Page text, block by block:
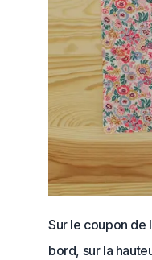
Sur le coupon de
bord, sur la